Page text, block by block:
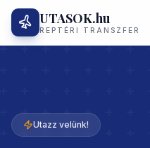
UTASOK.hu
REPTÉRI TRANSZFER
Utazz velünk!